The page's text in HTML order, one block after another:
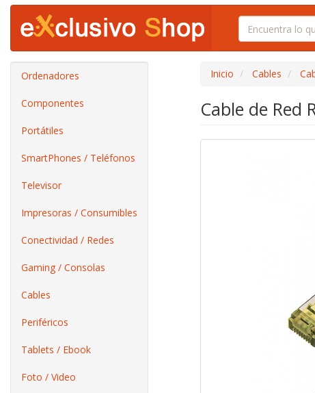
Ordenadores
Componentes
Portátiles
SmartPhones / Teléfonos
Televisor
Impresoras / Consumibles
Conectividad / Redes
Gaming / Consolas
Cables
Periféricos
Tablets / Ebook
Foto / Video
Inicio Cables
Cable de Red